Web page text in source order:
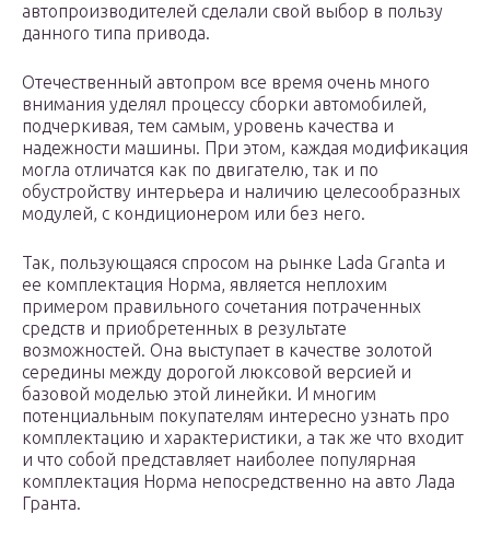
автопроизводителей сделали свой выбор в пользу
данного типа привода.
Отечественный автопром все время очень много
внимания уделял процессу сборки автомобилей,
подчеркивая, тем самым, уровень качества и
надежности машины. При этом, каждая модификация
могла отличатся как по двигателю, так и по
обустройству интерьера и наличию целесообразных
модулей, с кондиционером или без него.
Так, пользующаяся спросом на рынке Lada Granta и
ее комплектация Норма, является неплохим
примером правильного сочетания потраченных
средств и приобретенных в результате
возможностей. Она выступает в качестве золотой
середины между дорогой люксовой версией и
базовой моделью этой линейки. И многим
потенциальным покупателям интересно узнать про
комплектацию и характеристики, а так же что входит
и что собой представляет наиболее популярная
комплектация Норма непосредственно на авто Лада
Гранта.